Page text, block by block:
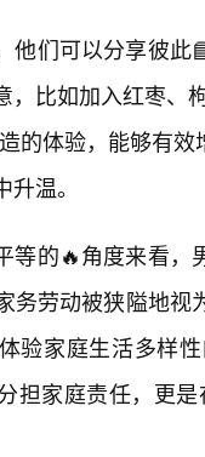
他们可以分享彼此
，比如加入红枣、
的体验，能够有
温。
等的🔥角度来看，
务劳动被狭隘地
验家庭生活多样
担家庭责任，更